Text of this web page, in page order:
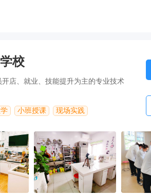
校
店、就业、技能提升为主的专业技术
小班授课 现场实践